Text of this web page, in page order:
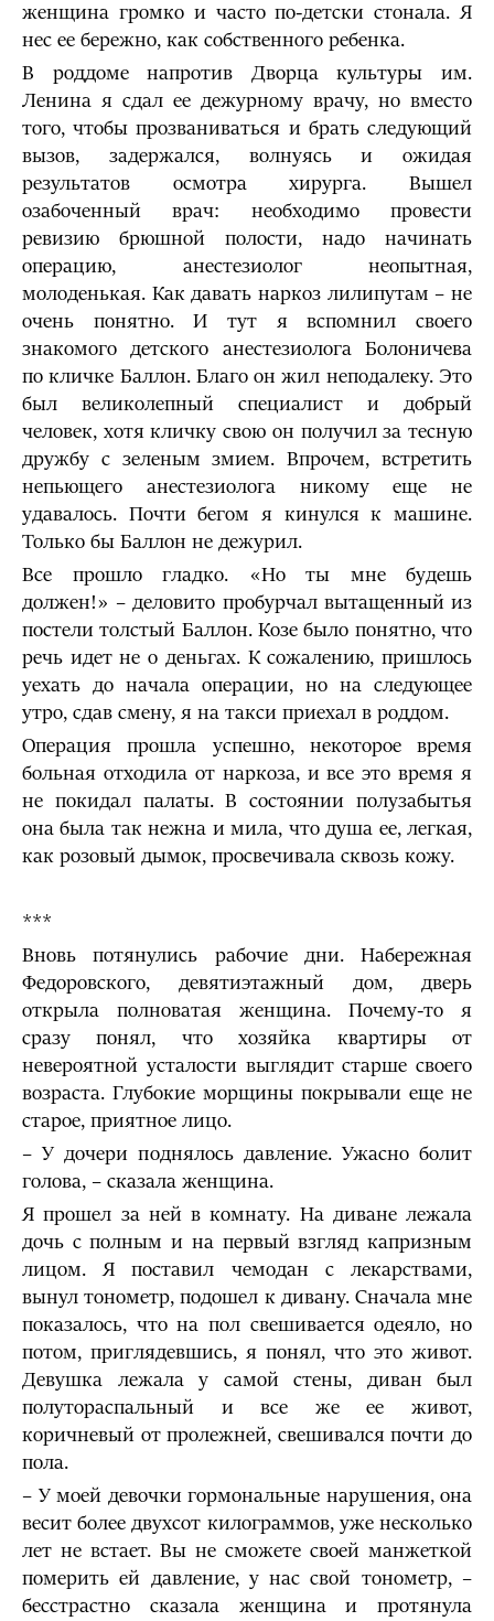
женщина громко и часто по-детски стонала. Я
нес ее бережно, как собственного ребенка.
В роддоме напротив Дворца культуры им.
Ленина я сдал ее дежурному врачу, но вместо
того, чтобы прозваниваться и брать следующий
вызов, задержался, волнуясь и ожидая
результатов осмотра хирурга. Вышел
озабоченный врач: необходимо провести
ревизию брюшной полости, надо начинать
операцию, анестезиолог неопытная,
молоденькая. Как давать наркоз лилипутам – не
очень понятно. И тут я вспомнил своего
знакомого детского анестезиолога Болоничева
по кличке Баллон. Благо он жил неподалеку. Это
был великолепный специалист и добрый
человек, хотя кличку свою он получил за тесную
дружбу с зеленым змием. Впрочем, встретить
непьющего анестезиолога никому еще не
удавалось. Почти бегом я кинулся к машине.
Только бы Баллон не дежурил.
Все прошло гладко. «Но ты мне будешь
должен!» – деловито пробурчал вытащенный из
постели толстый Баллон. Козе было понятно, что
речь идет не о деньгах. К сожалению, пришлось
уехать до начала операции, но на следующее
утро, сдав смену, я на такси приехал в роддом.
Операция прошла успешно, некоторое время
больная отходила от наркоза, и все это время я
не покидал палаты. В состоянии полузабытья
она была так нежна и мила, что душа ее, легкая,
как розовый дымок, просвечивала сквозь кожу.
***
Вновь потянулись рабочие дни. Набережная
Федоровского, девятиэтажный дом, дверь
открыла полноватая женщина. Почему-то я
сразу понял, что хозяйка квартиры от
невероятной усталости выглядит старше своего
возраста. Глубокие морщины покрывали еще не
старое, приятное лицо.
– У дочери поднялось давление. Ужасно болит
голова, – сказала женщина.
Я прошел за ней в комнату. На диване лежала
дочь с полным и на первый взгляд капризным
лицом. Я поставил чемодан с лекарствами,
вынул тонометр, подошел к дивану. Сначала мне
показалось, что на пол свешивается одеяло, но
потом, приглядевшись, я понял, что это живот.
Девушка лежала у самой стены, диван был
полутораспальный и все же ее живот,
коричневый от пролежней, свешивался почти до
пола.
– У моей девочки гормональные нарушения, она
весит более двухсот килограммов, уже несколько
лет не встает. Вы не сможете своей манжеткой
померить ей давление, у нас свой тонометр, –
бесстрастно сказала женщина и протянула